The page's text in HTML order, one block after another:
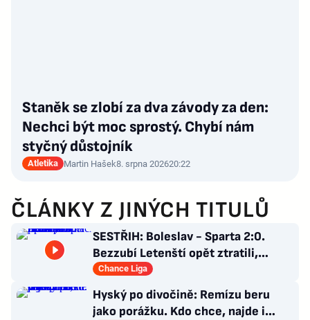
Staněk se zlobí za dva závody za den:
Nechci být moc sprostý. Chybí nám
styčný důstojník
Atletika Martin Hašek8. srpna 202620:22
ČLÁNKY Z JINÝCH TITULŮ
SESTŘIH: Boleslav - Sparta 2:0.
Bezzubí Letenští opět ztratili,
domácí rozhodli v první půli
Chance Liga
Hyský po divočině: Remízu beru
jako porážku. Kdo chce, najde i